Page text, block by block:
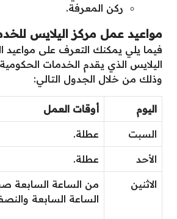
ركن المعرفة.
مواعيد عمل مركز اليلايس
فيما يلي يمكنك التعرف على مواعيد
اليلايس الذي يقدم الخدمات
وذلك من خلال الجدول التالي:
اليوم أوقات العمل
السبت عطلة.
الأحد عطلة.
الاثنين
من الساعة السابعة
الساعة السابعة